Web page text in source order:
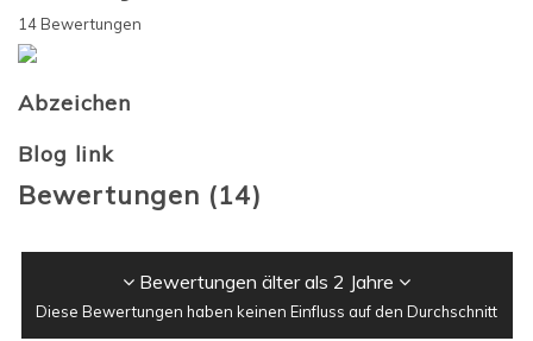
14 Bewertungen
Abzeichen
Blog link
Bewertungen (14)
Bewertungen älter als 2 Jahre
Diese Bewertungen haben keinen Einfluss auf den Durchschnitt